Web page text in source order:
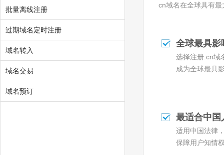
批量离线注册
过期域名定时注册
域名转入
域名交易
域名预订
cn域名在全球具有
全球最具影
选择注册.cn域
成为全球最具
最适合中国
适用中国法律
保障用户知情